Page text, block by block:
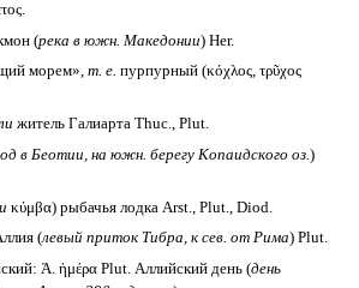
(река в южн. Македонии) Her.
морем», т. е. пурпурный (κόχλος, τρῦχος
житель Галиарта Thuc., Plut.
в Беотии, на южн. берегу Копаидского оз. )
κύμβα) рыбачья лодка Arst., Plut., Diod.
(левый приток Тибра, к сев. от Рима) Plut.
Ἀ. ἡμέρα Plut. Аллийский день (день